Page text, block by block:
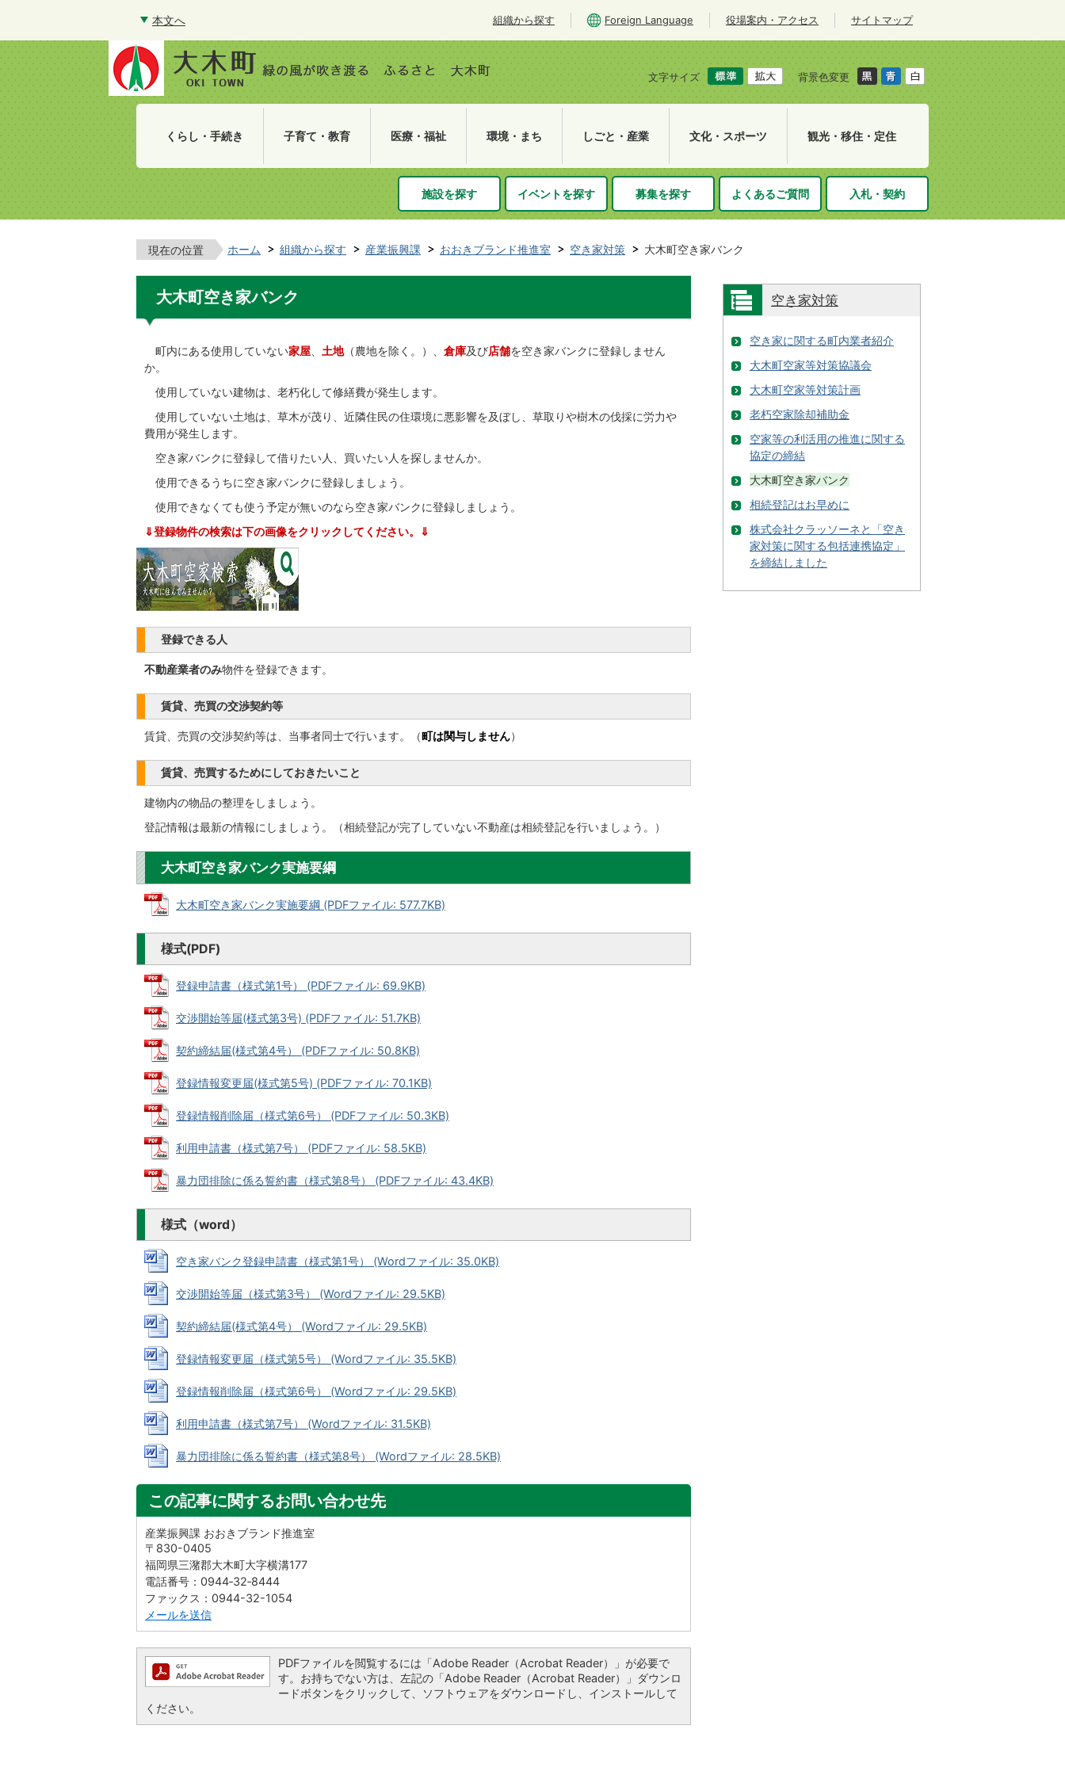
本文へ 組織から探す Foreign Language 役場案内・アクセス サイトマップ
文字サイズ 背景色変更
くらし・手続き 子育て・教育 医療・福祉 環境・まち しごと・産業 文化・スポーツ 観光・移住・定住
施設を探す イベントを探す 募集を探す よくあるご質問 入札・契約
現在の位置 ホーム 組織から探す 産業振興課 おおきブランド推進室 空き家対策 大木町空き家バンク
大木町空き家バンク
町内にある使用していない家屋 土地（農地を除く。）、 倉庫及び店舗を空き家バンクに登録しません
か。
使用していない建物は、老朽化して修繕費が発生します。
使用していない土地は、草木が茂り、近隣住民の住環境に悪影響を及ぼし、草取りや樹木の伐採に労力や
費用が発生します。
空き家バンクに登録して借りたい人、買いたい人を探しませんか。
使用できるうちに空き家バンクに登録しましょう。
使用できなくても使う予定が無いのなら空き家バンクに登録しましょう。
⇓登録物件の検索は下の画像をクリックしてください。⇓
登録できる人
不動産業者のみ物件を登録できます。
賃貸、売買の交渉契約等
賃貸、売買の交渉契約等は、当事者同士で行います。（町は関与しません）
賃貸、売買するためにしておきたいこと
建物内の物品の整理をしましょう。
登記情報は最新の情報にしましょう。（相続登記が完了していない不動産は相続登記を行いましょう。）
大木町空き家バンク実施要綱
大木町空き家バンク実施要綱 (PDFファイル: 577.7KB)
様式(PDF)
登録申請書（様式第1号） (PDFファイル: 69.9KB)
交渉開始等届(様式第3号) (PDFファイル: 51.7KB)
契約締結届(様式第4号） (PDFファイル: 50.8KB)
登録情報変更届(様式第5号) (PDFファイル: 70.1KB)
登録情報削除届（様式第6号） (PDFファイル: 50.3KB)
利用申請書（様式第7号） (PDFファイル: 58.5KB)
暴力団排除に係る誓約書（様式第8号） (PDFファイル: 43.4KB)
様式（word）
空き家バンク登録申請書（様式第1号） (Wordファイル: 35.0KB)
交渉開始等届（様式第3号） (Wordファイル: 29.5KB)
契約締結届(様式第4号） (Wordファイル: 29.5KB)
登録情報変更届（様式第5号） (Wordファイル: 35.5KB)
登録情報削除届（様式第6号） (Wordファイル: 29.5KB)
利用申請書（様式第7号） (Wordファイル: 31.5KB)
暴力団排除に係る誓約書（様式第8号） (Wordファイル: 28.5KB)
この記事に関するお問い合わせ先
産業振興課 おおきブランド推進室
〒830-0405
福岡県三潴郡大木町大字横溝177
電話番号：0944‐32‐8444
ファックス：0944-32-1054
メールを送信
PDFファイルを閲覧するには「Adobe Reader（Acrobat Reader）」が必要で
す。お持ちでない方は、左記の「Adobe Reader（Acrobat Reader）」ダウンロ
ードボタンをクリックして、ソフトウェアをダウンロードし、インストールして
ください。
空き家対策
空き家に関する町内業者紹介
大木町空家等対策協議会
大木町空家等対策計画
老朽空家除却補助金
空家等の利活用の推進に関する
協定の締結
大木町空き家バンク
相続登記はお早めに
株式会社クラッソーネと「空き
家対策に関する包括連携協定」
を締結しました